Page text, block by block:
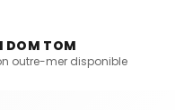
DOM TOM
outre-mer disponible